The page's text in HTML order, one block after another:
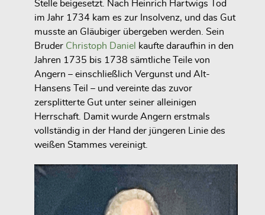
Stelle beigesetzt. Nach Heinrich Hartwigs Tod
im Jahr 1734 kam es zur Insolvenz, und das Gut
musste an Gläubiger übergeben werden. Sein
Bruder Christoph Daniel kaufte daraufhin in den
Jahren 1735 bis 1738 sämtliche Teile von
Angern – einschließlich Vergunst und Alt-
Hansens Teil – und vereinte das zuvor
zersplitterte Gut unter seiner alleinigen
Herrschaft. Damit wurde Angern erstmals
vollständig in der Hand der jüngeren Linie des
weißen Stammes vereinigt.